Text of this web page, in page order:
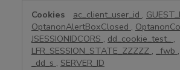
ac_client_user_id ,
OptanonAlertBoxClosed ,
JSESSIONIDCORS , dd_cookie_test_ ,
LFR_SESSION_STATE_ZZZZZ , _fwb
_dd_s , SERVER_ID